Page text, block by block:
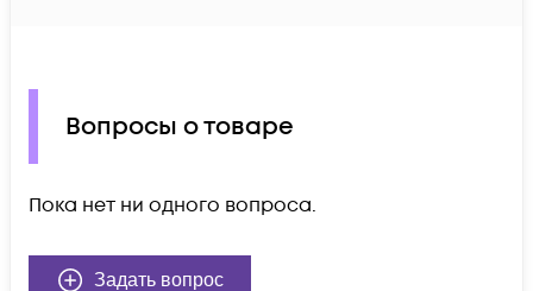
Вопросы о товаре
Пока нет ни одного вопроса.
Задать вопрос